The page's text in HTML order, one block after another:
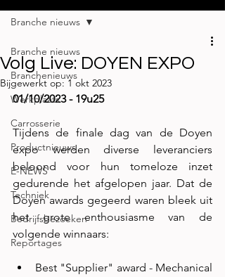
Branche nieuws
Branchenieuws
Werkplaats
Carrosserie
Productnieuws
E-NEWS
Techniek
Bedrijfsbezoeken
Reportages
Branche nieuws
Volg Live: DOYEN EXPO
Bijgewerkt op:1 okt 2023
01/10/2023 - 19u25
Tijdens de finale dag van de Doyen
expo werden diverse leveranciers
beloond voor hun tomeloze inzet
gedurende het afgelopen jaar. Dat de
Doyen awards gegeerd waren bleek uit
het grote enthousiasme van de
volgende winnaars:
Best "Supplier" award - Mechanical